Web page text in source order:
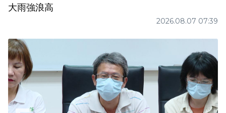
大雨強浪高
2026.08.07 07:39